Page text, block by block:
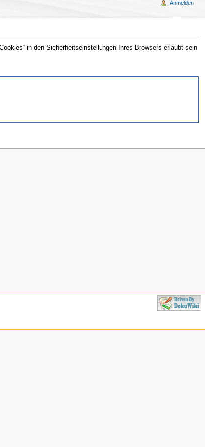
in den Sicherheitseinstellungen Ihres Browsers erlaubt sein
Anmelden